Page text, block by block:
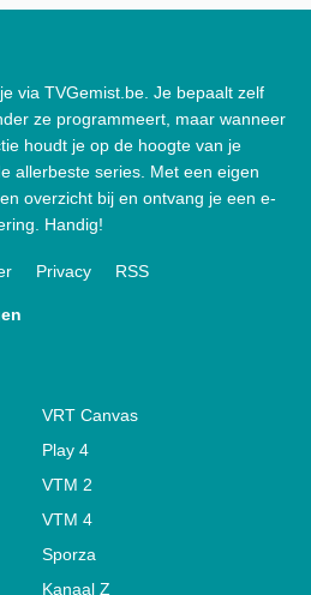
via TVGemist.be. Je bepaalt zelf
ze programmeert, maar wanneer
houdt je op de hoogte van je
allerbeste series. Met een eigen
overzicht bij en ontvang je een e-
Handig!
Privacy RSS
VRT Canvas
Play 4
VTM 2
VTM 4
Sporza
Kanaal Z